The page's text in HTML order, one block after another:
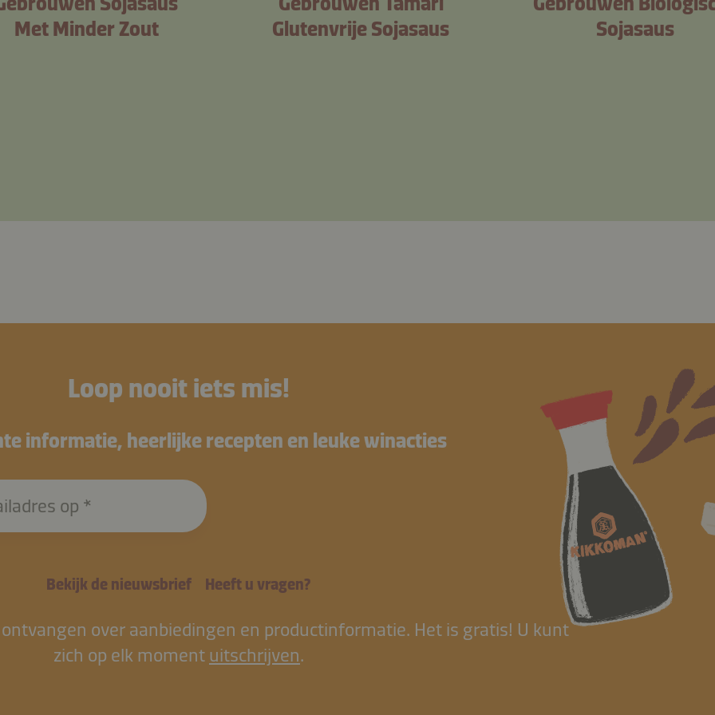
Met Minder Zout
Glutenvrije Sojasaus
Sojasaus
Loop nooit iets mis!
informatie, heerlijke recepten en leuke winacties
op
Bekijk de nieuwsbrief Heeft u vragen?
over aanbiedingen en productinformatie. Het is gratis! U kunt
zich op elk moment uitschrijven.